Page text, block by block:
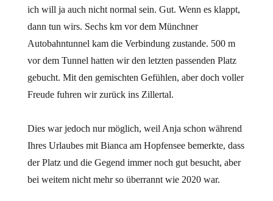
ich will ja auch nicht normal sein. Gut. Wenn es klappt,
dann tun wirs. Sechs km vor dem Münchner
Autobahntunnel kam die Verbindung zustande. 500 m
vor dem Tunnel hatten wir den letzten passenden Platz
gebucht. Mit den gemischten Gefühlen, aber doch voller
Freude fuhren wir zurück ins Zillertal.
Dies war jedoch nur möglich, weil Anja schon während
Ihres Urlaubes mit Bianca am Hopfensee bemerkte, dass
der Platz und die Gegend immer noch gut besucht, aber
bei weitem nicht mehr so überrannt wie 2020 war.